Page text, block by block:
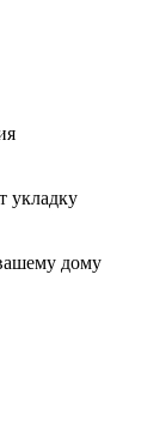
укладку
дому